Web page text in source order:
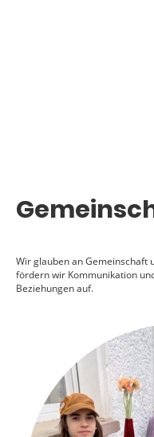
Wir glauben an Gemeinschaft
fördern wir Kommunikation
Beziehungen auf.